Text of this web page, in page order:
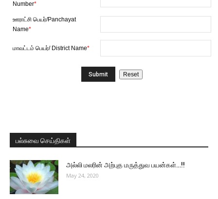
Number*
ஊராட்சி பெயர்/Panchayat
Name*
மாவட்டம் பெயர்/ District Name*
பல்சுவை செய்திகள்
அல்லி மலரின் அற்புத மருத்துவ பயன்கள்…!!
May 24, 2020